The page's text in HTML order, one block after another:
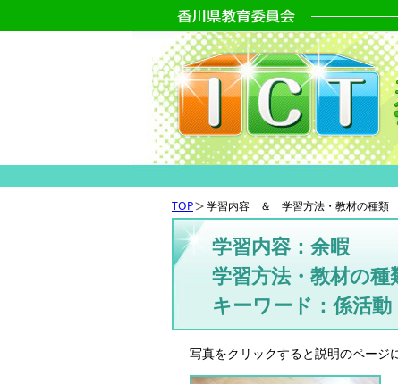
TOP 学習内容 ＆ 学習方法・教材の種
学習内容：余暇
学習方法・教材の
キーワード：係活動
写真をクリックすると説明のページ